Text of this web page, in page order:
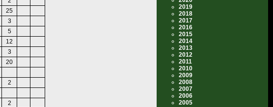
25
3
5
12
3
20
2
2
2019
2018
2017
2016
2015
2014
2013
2012
2011
2010
2009
2008
2007
2006
2005